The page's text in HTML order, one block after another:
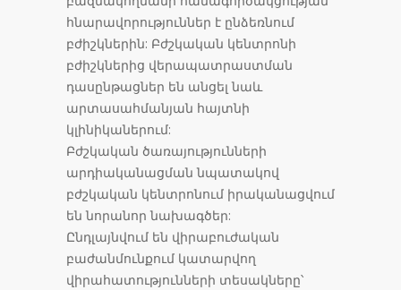
հնարավորություններ է ընձեռնում
բժիշկներին: Բժշկական կենտրոնի
բժիշկներից վերապատրաստման
դասընթացներ են անցել նաև
արտասահմանյան հայտնի
կլինիկաներում:
Բժշկական ծառայությունների
արդիականացման նպատակով
բժշկական կենտրոնում իրականացվում
են նորանոր նախագծեր:
Ընդլայնվում են վիրաբուժական
բաժանմունքում կատարվող
վիրահատությունների տեսակները՝